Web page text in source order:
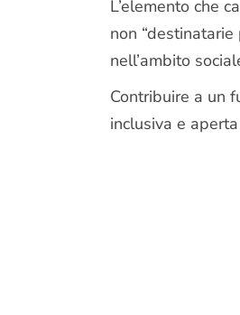
L’elemento che
non
nell’ambito
Contribuire a un
inclusiva e